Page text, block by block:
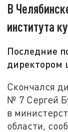
В
института
Последние
директором
Скончался
№ 7 Сергей
в
области,